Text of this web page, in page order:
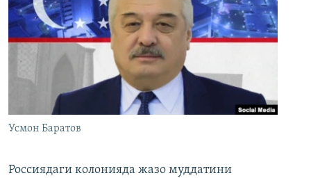
Усмон Баратов
Россиядаги колонияда жазо муддатини